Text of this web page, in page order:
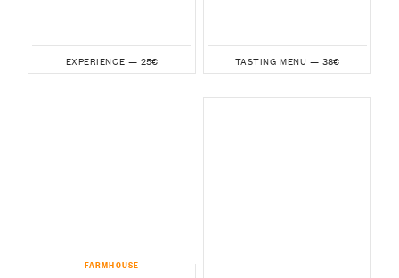
EXPERIENCE — 25€ TASTING MENU — 38€
FARMHOUSE